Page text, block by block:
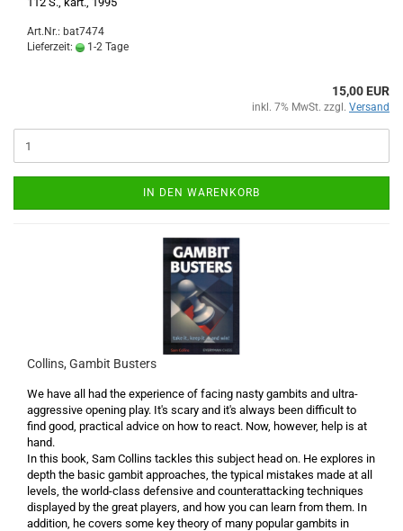
Art.Nr.: bat7474
Lieferzeit:
1-2 Tage
15,00 EUR
inkl. 7% MwSt. zzgl. Versand
IN DEN WARENKORB
Collins, Gambit Busters
We have all had the experience of facing nasty gambits and ultra-
aggressive opening play. It's scary and it's always been difficult to
find good, practical advice on how to react. Now, however, help is at
hand.
In this book, Sam Collins tackles this subject head on. He explores in
depth the basic gambit approaches, the typical mistakes made at all
levels, the world-class defensive and counterattacking techniques
displayed by the great players, and how you can learn from them. In
addition, he covers some key theory of many popular gambits in